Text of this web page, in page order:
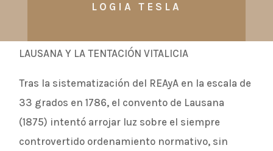
LOGIA TESLA
LAUSANA Y LA TENTACIÓN VITALICIA
Tras la sistematización del REAyA en la escala de
33 grados en 1786, el convento de Lausana
(1875) intentó arrojar luz sobre el siempre
controvertido ordenamiento normativo, sin